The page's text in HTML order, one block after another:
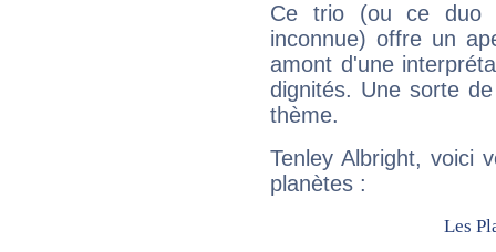
Ce trio (ou ce duo
inconnue) offre un
amont d'une
dignités. Une sorte
thème.
Tenley Albright, voici
planètes :